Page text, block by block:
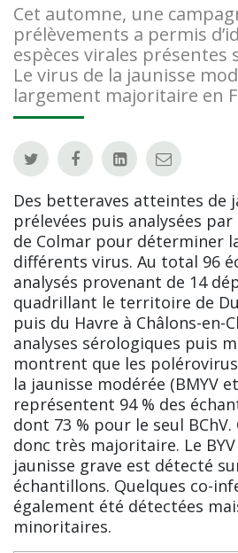
Cet automne, une
prélèvements a permis
espèces virales
Le virus de la jaunisse
largement majoritaire en
Des betteraves atteintes de
prélevées puis analysées par
de Colmar pour déterminer
différents virus. Au total 96
analysés provenant de 14
quadrillant le territoire de
puis du Havre à Châlons-en-
analyses sérologiques puis
montrent que les
la jaunisse modérée (BMYV
représentent 94 % des
dont 73 % pour le seul
donc très majoritaire. Le
jaunisse grave est détecté
échantillons. Quelques co-
également été détectées
minoritaires.